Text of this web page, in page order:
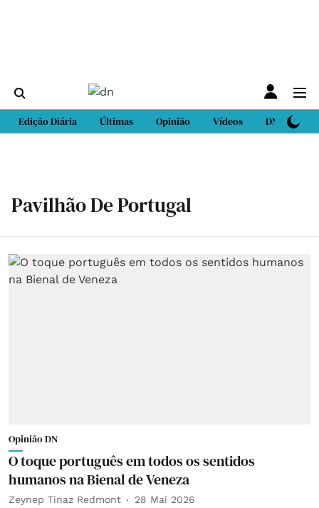
Edição Diária Últimas Opinião Vídeos DN Sport
Pavilhão De Portugal
Opinião DN
O toque português em todos os sentidos
humanos na Bienal de Veneza
Zeynep Tinaz Redmont 28 Mai 2026